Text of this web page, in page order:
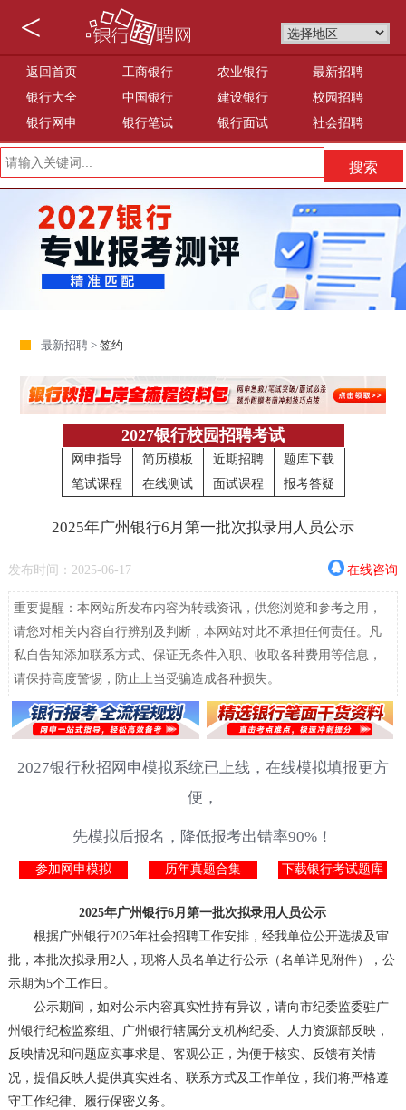
<
返回首页 工商银行 农业银行
最新招聘
银行大全
中国银行 建设银行
校园招聘
银行网申
银行笔试 银行面试 社会招聘
最新招聘 >签约
2027银行校园招聘考试
网申指导 简历模板 近期招聘
题库下载
笔试课程
在线测试 面试课程 报考答疑
2025年广州银行6月第一批次拟录用人员公示
发布时间：2025-06-17 在线咨询
重要提醒：本网站所发布内容为转载资讯，供您浏览和参考之用，
请您对相关内容自行辨别及判断，本网站对此不承担任何责任。凡
私自告知添加联系方式、保证无条件入职、收取各种费用等信息，
请保持高度警惕，防止上当受骗造成各种损失。
2027银行秋招网申模拟系统已上线，在线模拟填报更方
便，
先模拟后报名，降低报考出错率90%！
参加网申模拟 历年真题合集 下载银行考试题库
2025年广州银行6月第一批次拟录用人员公示
根据广州银行2025年社会招聘工作安排，经我单位公开选拔及审
批，本批次拟录用2人，现将人员名单进行公示（名单详见附件），公
示期为5个工作日。
公示期间，如对公示内容真实性持有异议，请向市纪委监委驻广
州银行纪检监察组、广州银行辖属分支机构纪委、人力资源部反映，
反映情况和问题应实事求是、客观公正，为便于核实、反馈有关情
况，提倡反映人提供真实姓名、联系方式及工作单位，我们将严格遵
守工作纪律、履行保密义务。